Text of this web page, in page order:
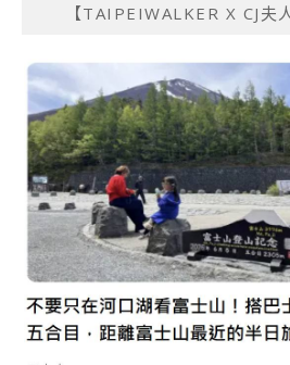
【TAIPEIWALKER X CJ夫